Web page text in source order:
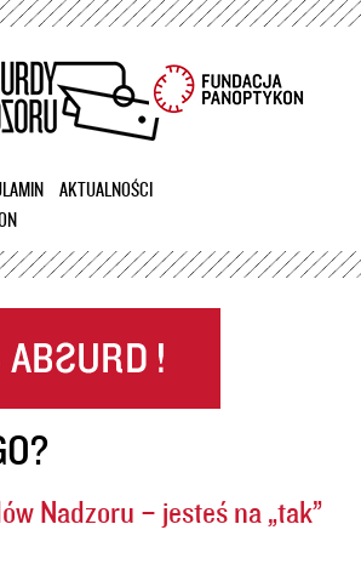
Przejdź
treści
AKTUALNOŚCI
Nadzoru – jesteś na „tak”